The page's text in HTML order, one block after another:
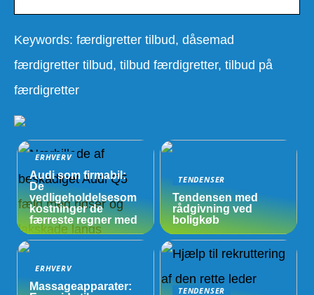
Keywords: færdigretter tilbud, dåsemad
færdigretter tilbud, tilbud færdigretter, tilbud på
færdigretter
ERHVERV
Audi som firmabil:
De
vedligeholdelsesom
kostninger de
færreste regner med
TENDENSER
Tendensen med
rådgivning ved
boligkøb
ERHVERV
Massageapparater:
TENDENSER